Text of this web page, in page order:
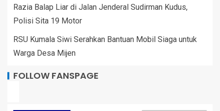
Razia Balap Liar di Jalan Jenderal Sudirman Kudus,
Polisi Sita 19 Motor
RSU Kumala Siwi Serahkan Bantuan Mobil Siaga untuk
Warga Desa Mijen
FOLLOW FANSPAGE